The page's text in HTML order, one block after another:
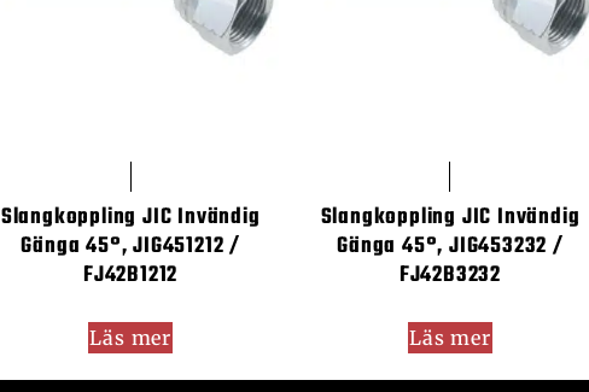
Slangkoppling JIC Invändig
Gänga 45°, JIG451212 /
FJ42B1212
Läs mer
Slangkoppling JIC Invändig
Gänga 45°, JIG453232 /
FJ42B3232
Läs mer